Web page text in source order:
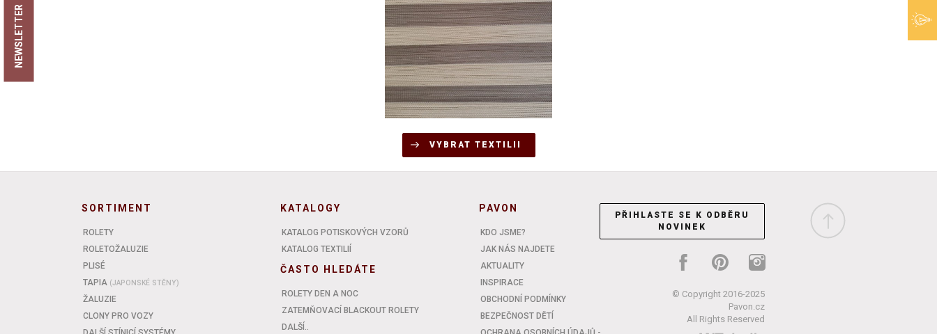
VYBRAT TEXTILII
SORTIMENT
ROLETY
ROLETOŽALUZIE
PLISÉ
TAPIA (JAPONSKÉ STĚNY)
ŽALUZIE
CLONY PRO VOZY
KATALOGY
KATALOG POTISKOVÝCH VZORŮ
KATALOG TEXTILIÍ
ČASTO HLEDÁTE
ROLETY DEN A NOC
ZATEMŇOVACÍ BLACKOUT ROLETY
DALŠÍ..
PAVON
KDO JSME?
JAK NÁS NAJDETE
AKTUALITY
INSPIRACE
OBCHODNÍ PODMÍNKY
BEZPEČNOST DĚTÍ
PŘIHLASTE SE K ODBĚRU
NOVINEK
© Copyright 2016-2025
Pavon.cz
All Rights Reserved
NEWSLETTER